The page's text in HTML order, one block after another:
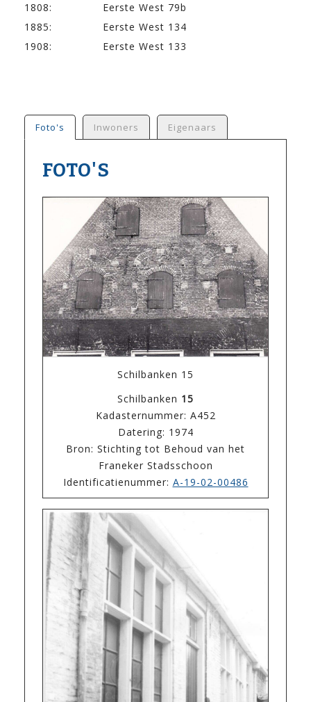
1808:
Eerste West 79b
1885:
Eerste West 134
1908:
Eerste West 133
Foto's Inwoners Eigenaars
FOTO'S
Schilbanken 15
Schilbanken 15
Kadasternummer: A452
Datering: 1974
Bron: Stichting tot Behoud van het
Franeker Stadsschoon
Identificatienummer: A-19-02-00486